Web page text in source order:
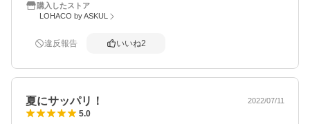
購入したストア
LOHACO by ASKUL
違反報告 いいね2
夏にサッパリ！ 2022/07/11
5.0